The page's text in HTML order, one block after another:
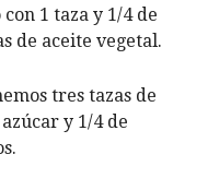
1 taza y 1/4 de
de aceite vegetal.
tres tazas de
y 1/4 de